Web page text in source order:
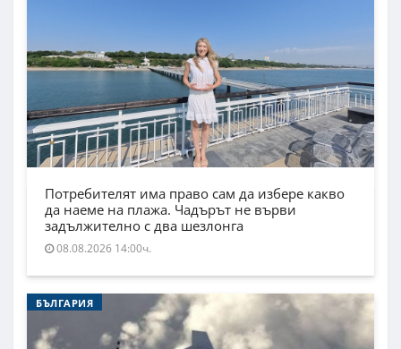
Потребителят има право сам да избере какво
да наеме на плажа. Чадърът не върви
задължително с два шезлонга
08.08.2026 14:00ч.
БЪЛГАРИЯ